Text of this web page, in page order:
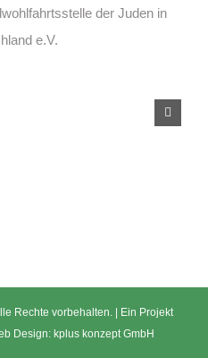
der Juden in
e.V.
Rechte vorbehalten. | Ein Projekt
Design: kplus konzept GmbH